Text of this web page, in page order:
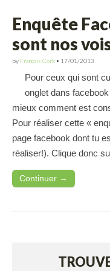
Enquête
sont nos
by Français Cork • 17/01/2013
Pour ceux qui sont
onglet dans
mieux comment est
Pour réaliser cette «
page facebook dont tu
réaliser!). Clique donc
Continuer →